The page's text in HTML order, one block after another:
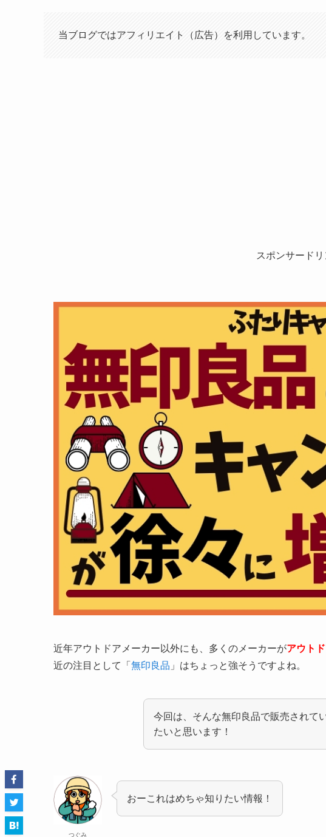
当ブログではアフィリエイト（広告）を利用しています。
スポンサードリ
近年アウトドアメーカー以外にも、多くのメーカーがアウト
近の注目として「 無印良品 」はちょっと強そうですよね。
今回は、そんな無印良品で販売されて
たいと思います！
つぐみ
おーこれはめちゃ知りたい情報！